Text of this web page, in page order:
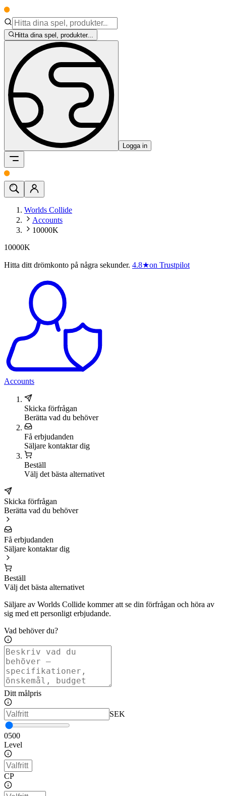
Hitta dina spel, produkter...
Logga in
Worlds Collide
Accounts
10000K
10000K
Hitta ditt drömkonto på några sekunder. 4.8★on Trustpilot
Accounts
Skicka förfrågan
Berätta vad du behöver
Få erbjudanden
Säljare kontaktar dig
Beställ
Välj det bästa alternativet
Skicka förfrågan
Berätta vad du behöver
Få erbjudanden
Säljare kontaktar dig
Beställ
Välj det bästa alternativet
Säljare av Worlds Collide kommer att se din förfrågan och höra av
sig med ett personligt erbjudande.
Vad behöver du?
Ditt målpris
SEK
0500
Level
CP